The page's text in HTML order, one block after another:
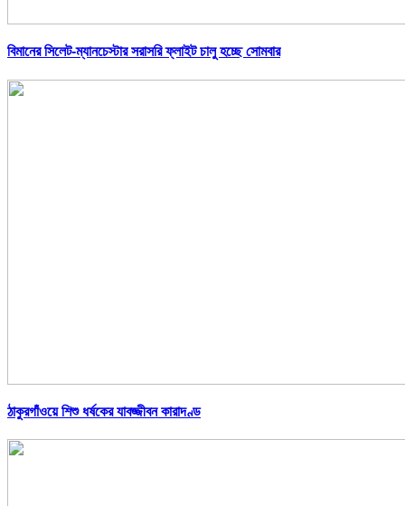
বিমানের সিলেট-ম্যানচেস্টার সরাসরি ফ্লাইট চালু হচ্ছে সোমবার
ঠাকুরগাঁওয়ে শিশু ধর্ষকের যাবজ্জীবন কারাদণ্ড